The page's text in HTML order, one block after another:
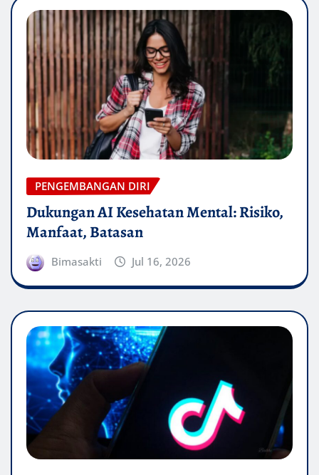
PENGEMBANGAN DIRI
Dukungan AI Kesehatan Mental: Risiko,
Manfaat, Batasan
Bimasakti Jul 16, 2026